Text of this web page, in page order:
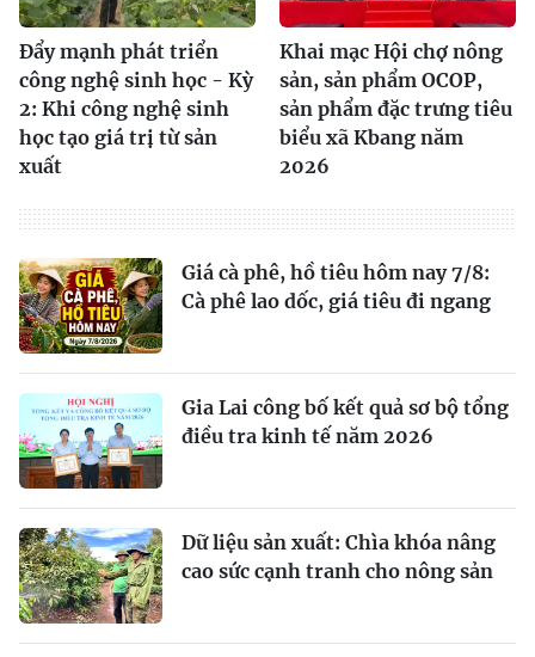
Đẩy mạnh phát triển
công nghệ sinh học - Kỳ
2: Khi công nghệ sinh
học tạo giá trị từ sản
xuất
Khai mạc Hội chợ nông
sản, sản phẩm OCOP,
sản phẩm đặc trưng tiêu
biểu xã Kbang năm
2026
Giá cà phê, hồ tiêu hôm nay 7/8:
Cà phê lao dốc, giá tiêu đi ngang
Gia Lai công bố kết quả sơ bộ tổng
điều tra kinh tế năm 2026
Dữ liệu sản xuất: Chìa khóa nâng
cao sức cạnh tranh cho nông sản